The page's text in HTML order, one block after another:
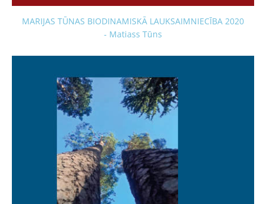
MARIJAS TŪNAS BIODINAMISKĀ LAUKSAIMNIECĪBA 2020
- Matiass Tūns